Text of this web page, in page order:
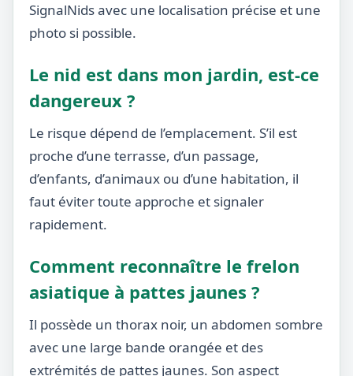
SignalNids avec une localisation précise et une
photo si possible.
Le nid est dans mon jardin, est-ce
dangereux ?
Le risque dépend de l’emplacement. S’il est
proche d’une terrasse, d’un passage,
d’enfants, d’animaux ou d’une habitation, il
faut éviter toute approche et signaler
rapidement.
Comment reconnaître le frelon
asiatique à pattes jaunes ?
Il possède un thorax noir, un abdomen sombre
avec une large bande orangée et des
extrémités de pattes jaunes. Son aspect